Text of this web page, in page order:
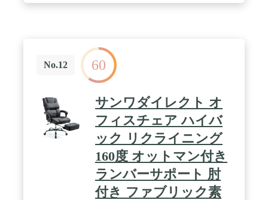
No.12 60
サンワダイレクト オ
フィスチェア ハイバ
ック リクライニング
160度 オットマン付き
ランバーサポート 肘
付き ファブリック素